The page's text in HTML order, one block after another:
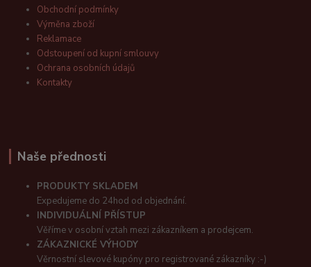
Obchodní podmínky
Výměna zboží
Reklamace
Odstoupení od kupní smlouvy
Ochrana osobních údajů
Kontakty
Naše přednosti
PRODUKTY SKLADEM
Expedujeme do 24hod od objednání.
INDIVIDUÁLNÍ PŘÍSTUP
Věříme v osobní vztah mezi zákazníkem a prodejcem.
ZÁKAZNICKÉ VÝHODY
Věrnostní slevové kupóny pro registrované zákazníky :-)